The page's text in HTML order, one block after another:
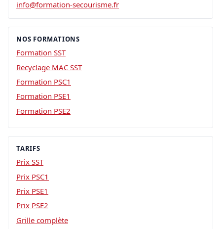
info@formation-secourisme.fr
NOS FORMATIONS
Formation SST
Recyclage MAC SST
Formation PSC1
Formation PSE1
Formation PSE2
TARIFS
Prix SST
Prix PSC1
Prix PSE1
Prix PSE2
Grille complète